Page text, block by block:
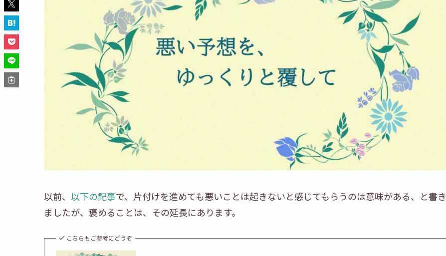
以前、 以下の記事で、片付けを進めても悪いことは起きないと感じてもらうのは意味がある、と書き
ましたが、褒めることは、その延長にあります。
こちらもご参考にどうぞ